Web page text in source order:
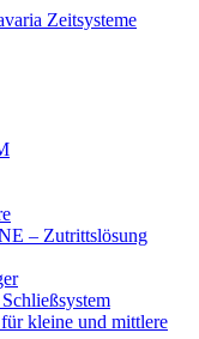
– Zutrittslösung
kleine und mittlere